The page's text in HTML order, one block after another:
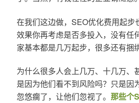
在我们这边做，SEO优化费用起步
效果你再考虑是否多投入，没有任
家基本都是几万起步，很多还有捆
为什么很多人会上几万、十几万、
是因为他们看不到风险吗？只是因
忽悠瘸了，让他们忽视了。 那些个